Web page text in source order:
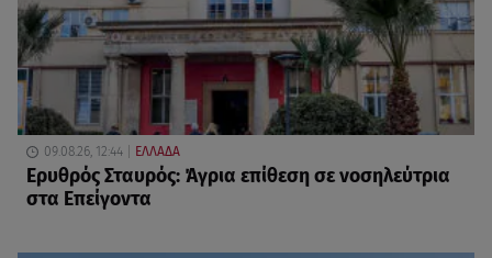
09.08.26, 12:44 ΕΛΛΑΔΑ
Ερυθρός Σταυρός: Άγρια επίθεση σε νοσηλεύτρια
στα Επείγοντα